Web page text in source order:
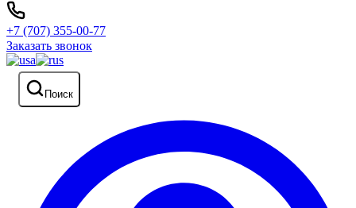
+7 (707) 355-00-77
Заказать звонок
Поиск